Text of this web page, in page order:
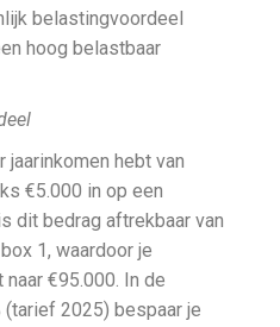
belastingvoordeel
hoog belastbaar
hebt van
€5.000 in op een
dit bedrag aftrekbaar van
1, waardoor je
€95.000. In de
2025) bespaar je